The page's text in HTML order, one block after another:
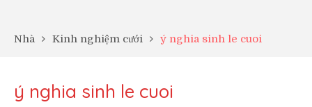
Nhà Kinh nghiệm cưới ý nghia sinh le cuoi
ý nghia sinh le cuoi